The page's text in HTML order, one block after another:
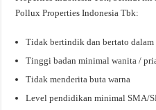
Pollux Properties Indonesia Tbk:
Tidak bertindik dan bertato dalam
Tinggi badan minimal wanita /
Tidak menderita buta warna
Level pendidikan minimal SMA/